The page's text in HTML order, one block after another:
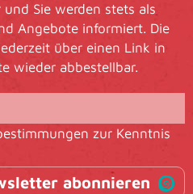
Sie werden stets als
Angebote informiert. Die
über einen Link in
wieder abbestellbar.
zur Kenntnis
abonnieren